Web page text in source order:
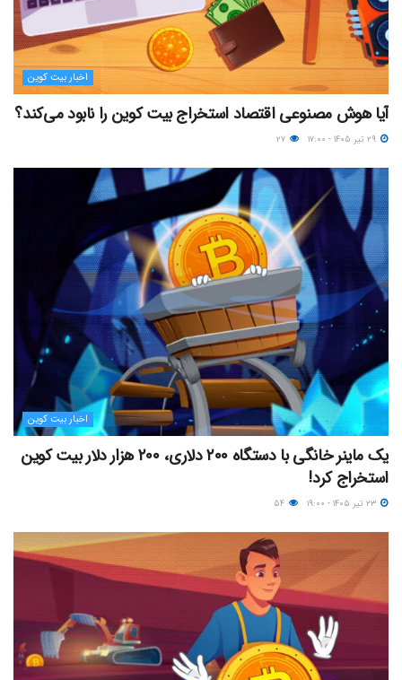
اخبار بیت کوین
آیا هوش مصنوعی اقتصاد استخراج بیت کوین را نابود می‌کند؟
اخبار بیت کوین
یک ماینر خانگی با دستگاه ۲۰۰ دلاری، ۲۰۰ هزار دلار بیت کوین
استخراج کرد!